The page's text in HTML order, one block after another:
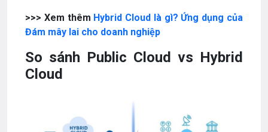
>>> Xem thêm Hybrid Cloud là gì? Ứng dụng của
Đám mây lai cho doanh nghiệp
So sánh Public Cloud vs Hybrid
Cloud